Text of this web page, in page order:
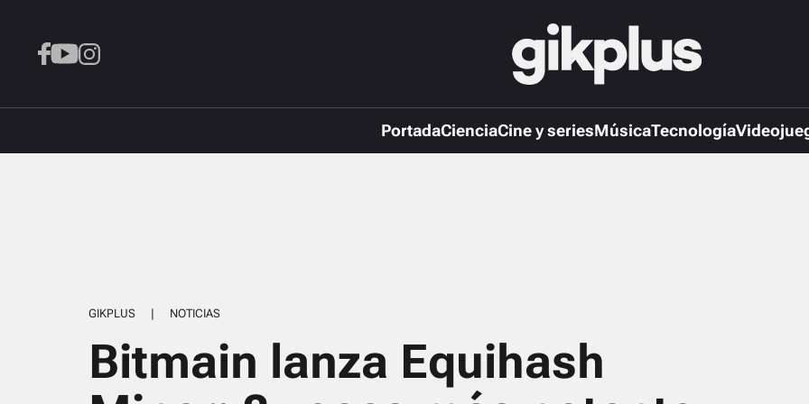
PortadaCienciaCine y seriesMúsicaTecnología
GIKPLUS | NOTICIAS
Bitmain lanza Equihash